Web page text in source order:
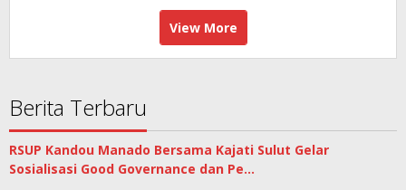
View More
Berita Terbaru
RSUP Kandou Manado Bersama Kajati Sulut Gelar
Sosialisasi Good Governance dan Pe…